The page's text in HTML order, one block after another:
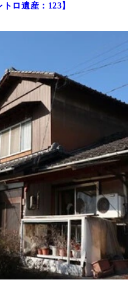
ロ遺産：123】